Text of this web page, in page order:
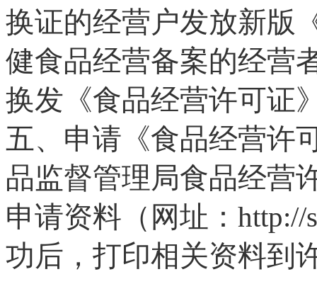
换证的经营户发放新版
健食品经营备案的经营
换发《食品经营许可证
五、申请《食品经营许
品监督管理局食品经营
申请资料（网址： http://
功后，打印相关资料到